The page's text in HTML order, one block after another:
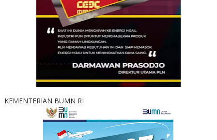
KEMENTERIAN BUMN RI